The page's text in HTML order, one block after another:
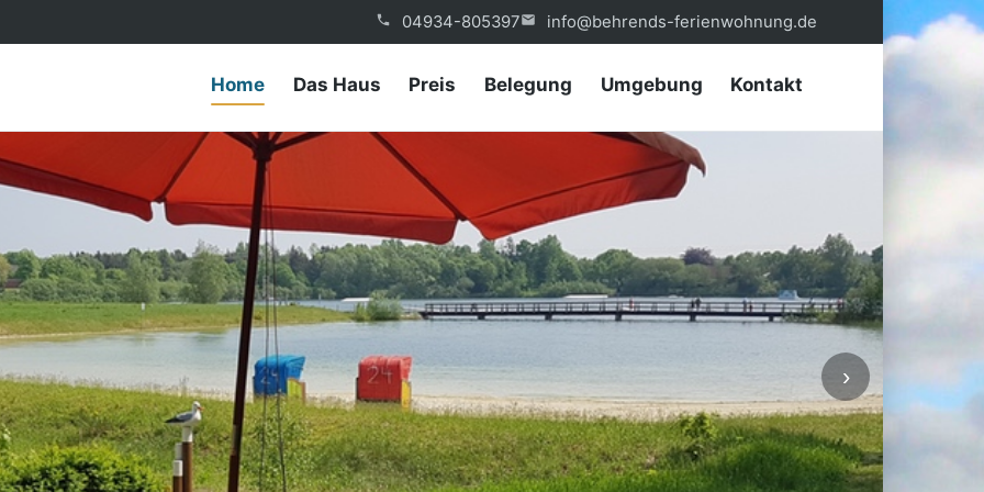
04934-805397 info@behrends-ferienwohnung.de
Home Das Haus Preis Belegung Umgebung Kontakt
›